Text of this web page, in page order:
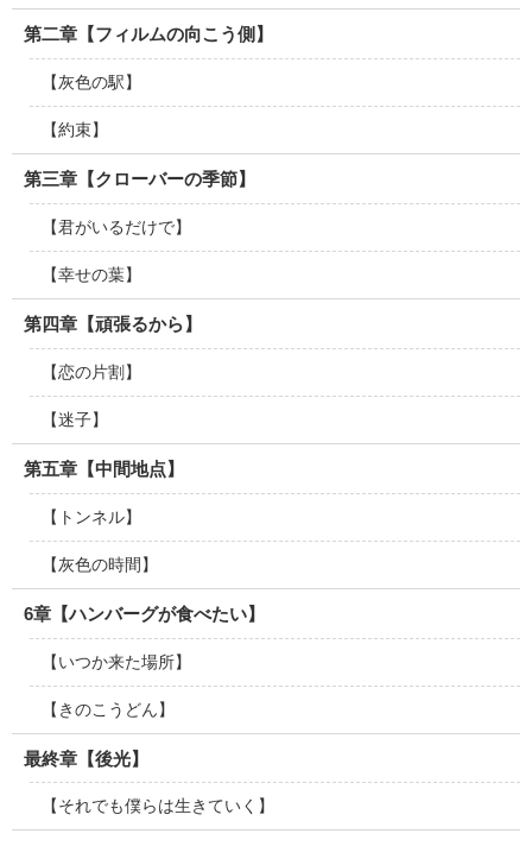
第二章【フィルムの向こう側】
【灰色の駅】
【約束】
第三章【クローバーの季節】
【君がいるだけで】
【幸せの葉】
第四章【頑張るから】
【恋の片割】
【迷子】
第五章【中間地点】
【トンネル】
【灰色の時間】
6章【ハンバーグが食べたい】
【いつか来た場所】
【きのこうどん】
最終章【後光】
【それでも僕らは生きていく】